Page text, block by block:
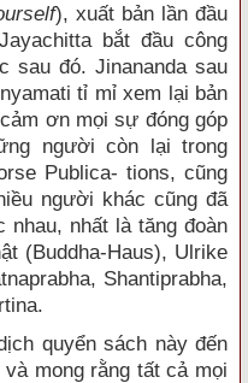
), xuất bản lần đầu
bắt đầu công
sau đó. Jinananda sau
tỉ mỉ xem lại bản
ơn mọi sự đóng góp
người còn lại trong
Publica- tions, cũng
người khác cũng đã
nhau, nhất là tăng đoàn
(Buddha-Haus), Ulrike
Shantiprabha,
quyển sách này đến
mong rằng tất cả mọi